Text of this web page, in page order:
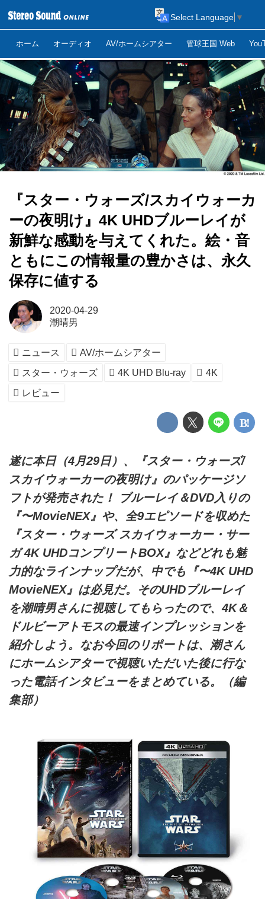
ホーム オーディオ AV/ホームシアター 管球王国 Web
Select Language ▼
『スター・ウォーズ/スカイウォーカ
ーの夜明け』4K UHDブルーレイが
新鮮な感動を与えてくれた。絵・音
ともにこの情報量の豊かさは、永久
保存に値する
2020-04-29
潮晴男
ニュース
AV/ホームシアター
スター・ウォーズ
4K UHD Blu-ray
4K
レビュー
遂に本日（4月29日）、『スター・ウォーズ/
スカイウォーカーの夜明け』のパッケージソ
フトが発売された！ ブルーレイ＆DVD入りの
『〜MovieNEX』や、全9エピソードを収めた
『スター・ウォーズ スカイウォーカー・サー
ガ 4K UHDコンプリートBOX』などどれも魅
力的なラインナップだが、中でも『〜4K UHD
MovieNEX』は必見だ。そのUHDブルーレイ
を潮晴男さんに視聴してもらったので、4K＆
ドルビーアトモスの最速インプレッションを
紹介しよう。なお今回のリポートは、潮さん
にホームシアターで視聴いただいた後に行な
った電話インタビューをまとめている。（編
集部）